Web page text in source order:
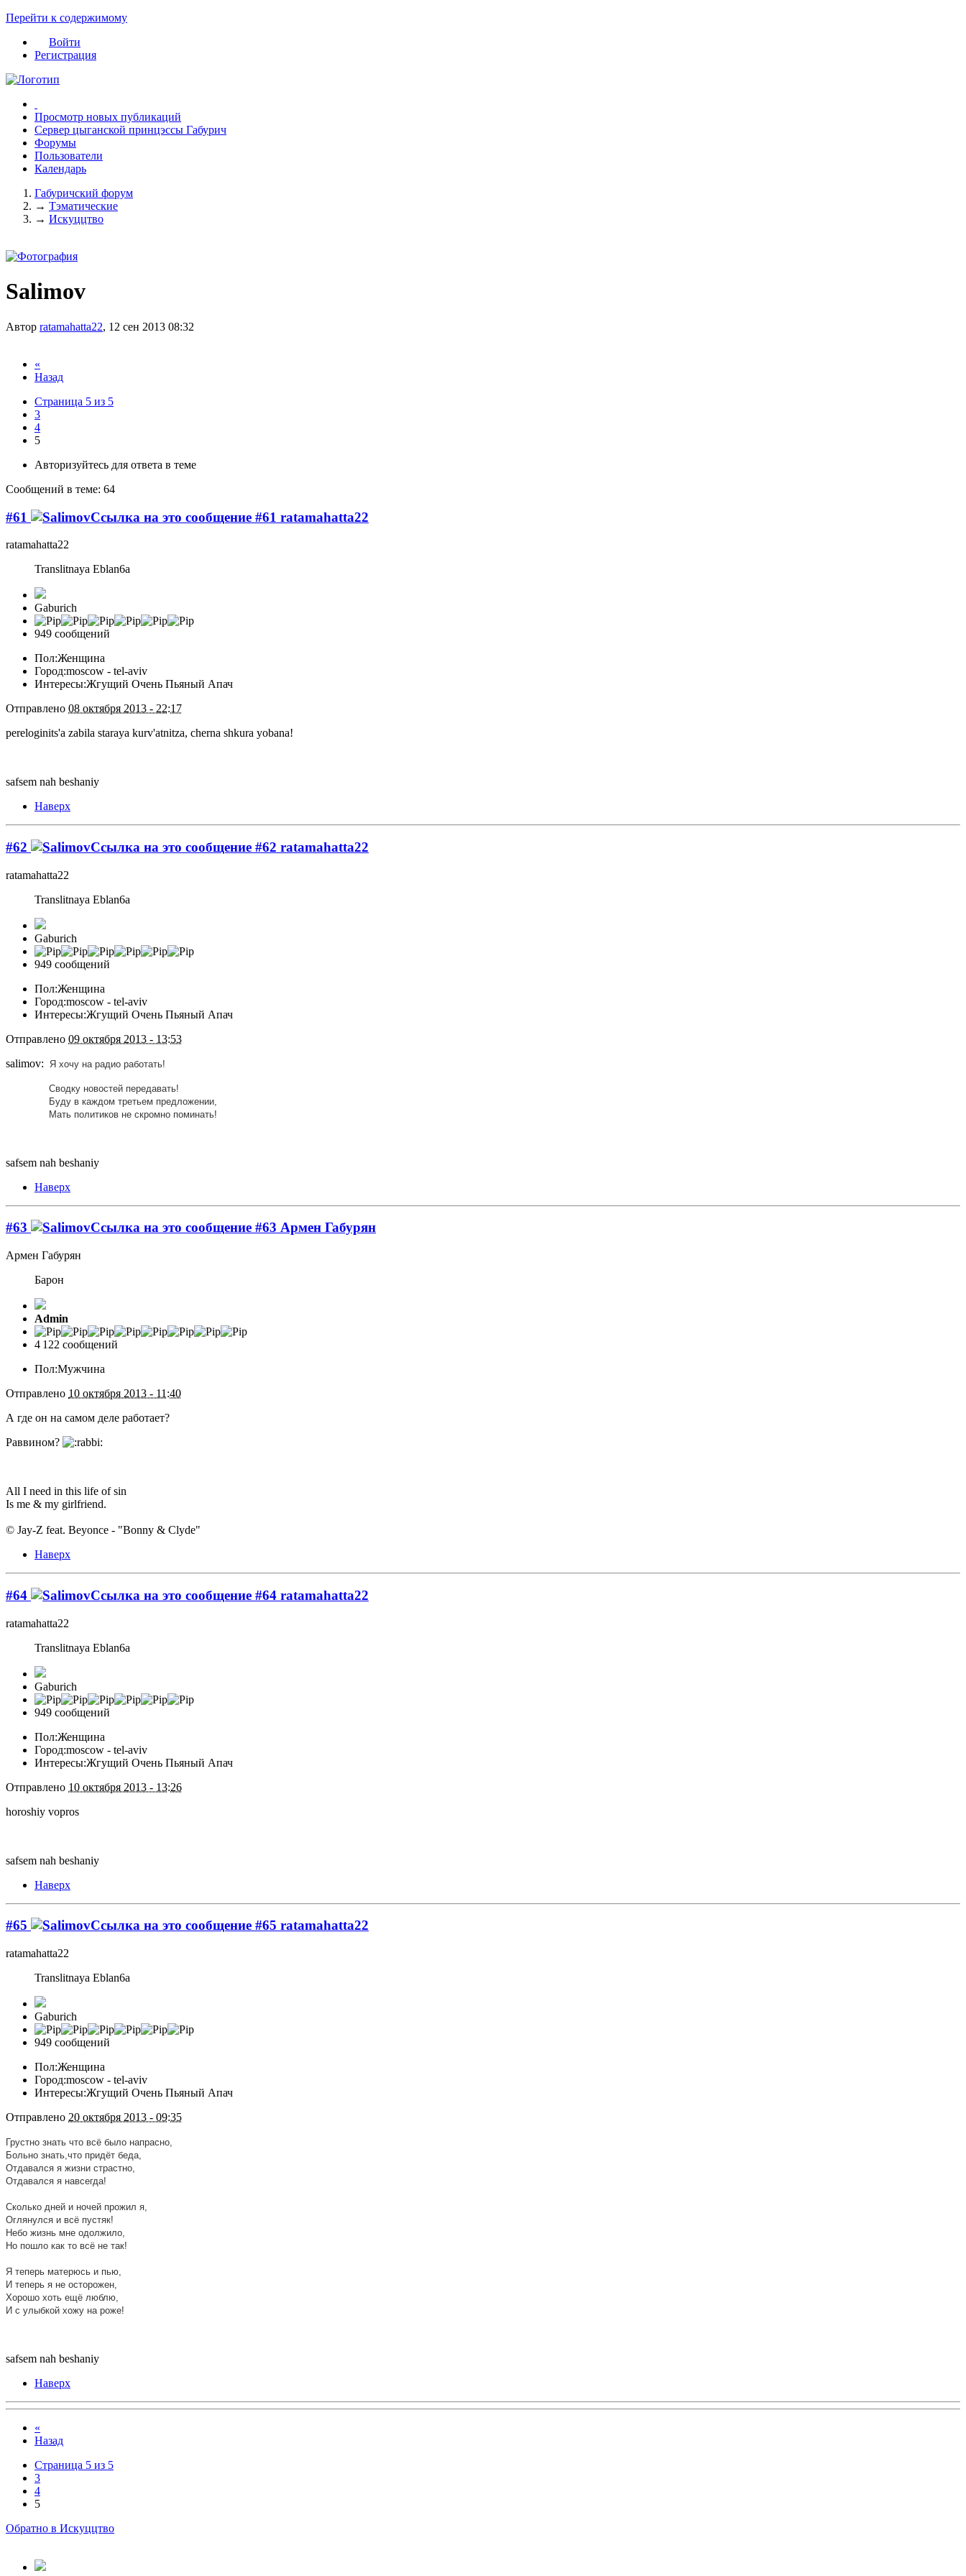
Перейти к содержимому
Войти
Регистрация
Просмотр новых публикаций
Сервер цыганской принцэссы Габурич
Форумы
Пользователи
Календарь
Габуричский форум
→ Тэматические
→ Искуццтво
Salimov
Автор ratamahatta22, 12 сен 2013 08:32
«
Назад
Страница 5 из 5
3
4
5
Авторизуйтесь для ответа в теме
Сообщений в теме: 64
#61 ratamahatta22
ratamahatta22
Translitnaya Eblan6a
Gaburich
949 сообщений
Пол:Женщина
Город:moscow - tel-aviv
Интересы:Жгущий Очень Пьяный Апач
Отправлено 08 октября 2013 - 22:17
pereloginits'a zabila staraya kurv'atnitza, cherna shkura yobana!
safsem nah beshaniy
Наверх
#62 ratamahatta22
ratamahatta22
Translitnaya Eblan6a
Gaburich
949 сообщений
Пол:Женщина
Город:moscow - tel-aviv
Интересы:Жгущий Очень Пьяный Апач
Отправлено 09 октября 2013 - 13:53
salimov:
Я хочу на радио работать!
Сводку новостей передавать!
Буду в каждом третьем предложении,
Мать политиков не скромно поминать!
safsem nah beshaniy
Наверх
#63 Армен Габурян
Армен Габурян
Барон
Admin
4 122 сообщений
Пол:Мужчина
Отправлено 10 октября 2013 - 11:40
А где он на самом деле работает?
Раввином?
All I need in this life of sin
Is me & my girlfriend.
© Jay-Z feat. Beyonce - "Bonny & Clyde"
Наверх
#64 ratamahatta22
ratamahatta22
Translitnaya Eblan6a
Gaburich
949 сообщений
Пол:Женщина
Город:moscow - tel-aviv
Интересы:Жгущий Очень Пьяный Апач
Отправлено 10 октября 2013 - 13:26
horoshiy vopros
safsem nah beshaniy
Наверх
#65 ratamahatta22
ratamahatta22
Translitnaya Eblan6a
Gaburich
949 сообщений
Пол:Женщина
Город:moscow - tel-aviv
Интересы:Жгущий Очень Пьяный Апач
Отправлено 20 октября 2013 - 09:35
Грустно знать что всё было напрасно,
Больно знать,что придёт беда,
Отдавался я жизни страстно,
Отдавался я навсегда!
Сколько дней и ночей прожил я,
Оглянулся и всё пустяк!
Небо жизнь мне одолжило,
Но пошло как то всё не так!
Я теперь матерюсь и пью,
И теперь я не осторожен,
Хорошо хоть ещё люблю,
И с улыбкой хожу на роже!
safsem nah beshaniy
Наверх
«
Назад
Страница 5 из 5
3
4
5
Обратно в Искуццтво